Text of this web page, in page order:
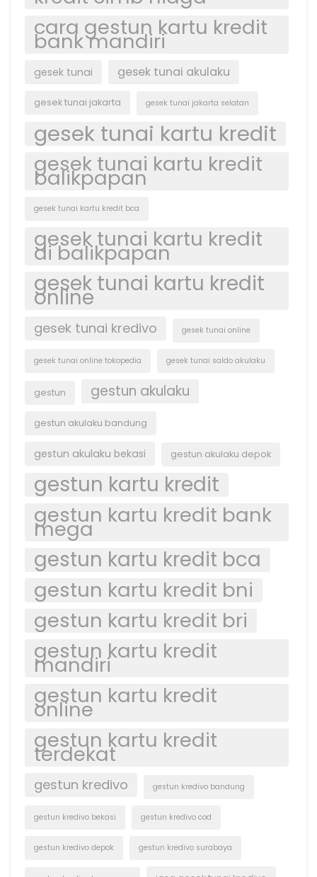
cara gestun kartu kredit
bank mandiri
gesek tunai gesek tunai akulaku
gesek tunai jakarta gesek tunai jakarta selatan
gesek tunai kartu kredit
gesek tunai kartu kredit
balikpapan
gesek tunai kartu kredit bca
gesek tunai kartu kredit
di balikpapan
gesek tunai kartu kredit
online
gesek tunai kredivo gesek tunai online
gesek tunai online tokopedia gesek tunai saldo akulaku
gestun gestun akulaku
gestun akulaku bandung
gestun akulaku bekasi gestun akulaku depok
gestun kartu kredit
gestun kartu kredit bank
mega
gestun kartu kredit bca
gestun kartu kredit bni
gestun kartu kredit bri
gestun kartu kredit
mandiri
gestun kartu kredit
online
gestun kartu kredit
terdekat
gestun kredivo gestun kredivo bandung
gestun kredivo bekasi gestun kredivo cod
gestun kredivo depok gestun kredivo surabaya